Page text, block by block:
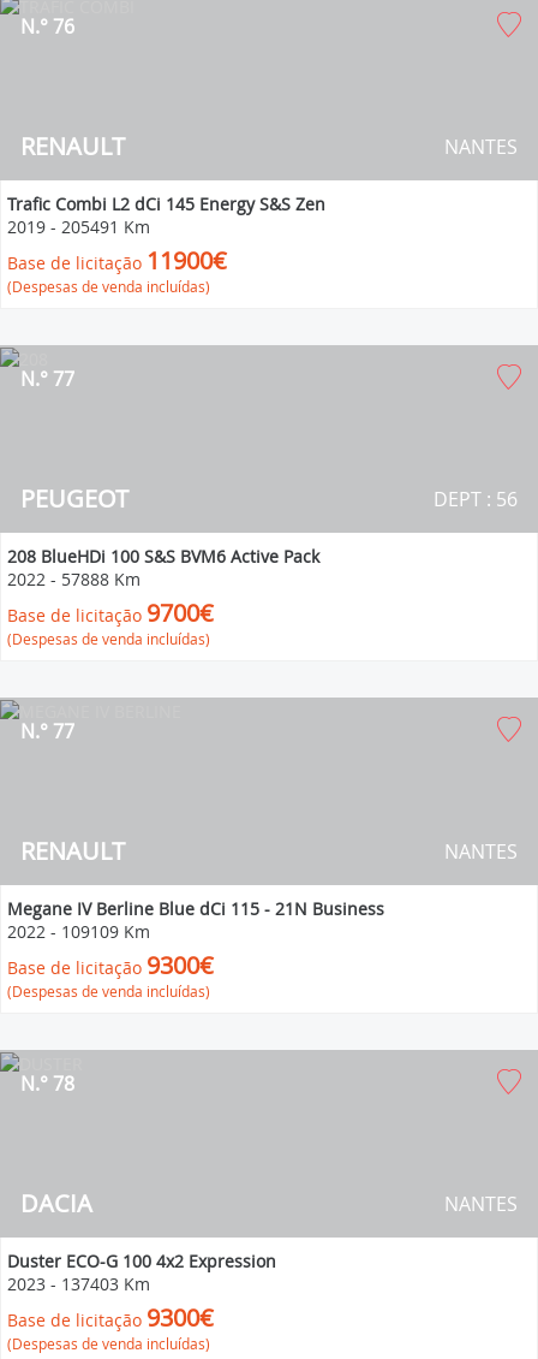
RENAULT
N.° 76
NANTES
Trafic Combi L2 dCi 145 Energy S&S Zen
2019 - 205491 Km
Base de licitação 11900€
(Despesas de venda incluídas)
PEUGEOT
N.° 77
DEPT : 56
208 BlueHDi 100 S&S BVM6 Active Pack
2022 - 57888 Km
Base de licitação 9700€
(Despesas de venda incluídas)
RENAULT
N.° 77
NANTES
Megane IV Berline Blue dCi 115 - 21N Business
2022 - 109109 Km
Base de licitação 9300€
(Despesas de venda incluídas)
DACIA
N.° 78
NANTES
Duster ECO-G 100 4x2 Expression
2023 - 137403 Km
Base de licitação 9300€
(Despesas de venda incluídas)